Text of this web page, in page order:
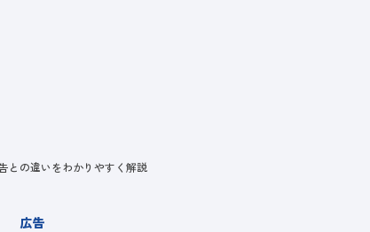
との違いをわかりやすく解説
広告